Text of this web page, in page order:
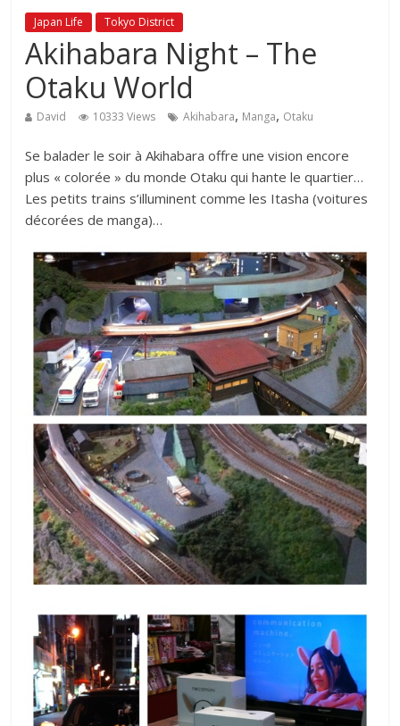
Japan Life Tokyo District
Akihabara Night – The
Otaku World
David 10333 Views Akihabara, Manga, Otaku
Se balader le soir à Akihabara offre une vision encore
plus « colorée » du monde Otaku qui hante le quartier…
Les petits trains s’illuminent comme les Itasha (voitures
décorées de manga)…